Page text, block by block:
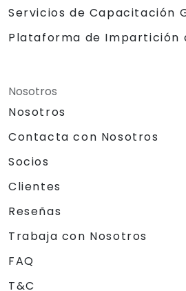
Servicios de Capacitación
Plataforma de Impartición
Nosotros
Nosotros
Contacta con Nosotros
Socios
Clientes
Reseñas
Trabaja con Nosotros
FAQ
T&C